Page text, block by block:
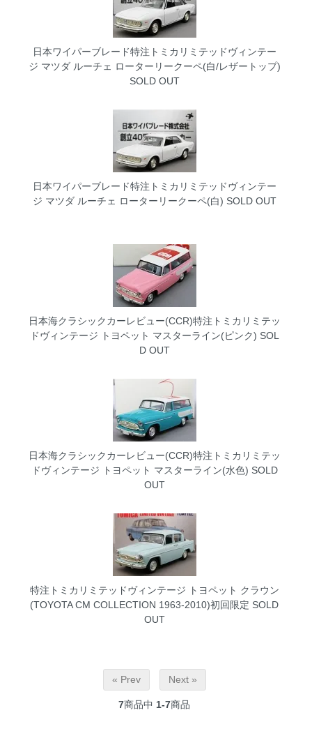
日本ワイパーブレード特注トミカリミテッドヴィンテー
ジ マツダ ルーチェ ローターリークーペ(白/レザートップ)
SOLD OUT
日本ワイパーブレード特注トミカリミテッドヴィンテー
ジ マツダ ルーチェ ローターリークーペ(白) SOLD OUT
日本海クラシックカーレビュー(CCR)特注トミカリミテッ
ドヴィンテージ トヨペット マスターライン(ピンク) SOL
D OUT
日本海クラシックカーレビュー(CCR)特注トミカリミテッ
ドヴィンテージ トヨペット マスターライン(水色) SOLD
OUT
特注トミカリミテッドヴィンテージ トヨペット クラウン
(TOYOTA CM COLLECTION 1963-2010)初回限定 SOLD
OUT
« Prev Next »
7商品中 1-7商品